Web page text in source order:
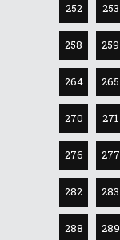
252 253
258 259
264 265
270 271
276 277
282 283
288 289